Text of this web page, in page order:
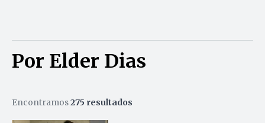
Por Elder Dias
Encontramos275 resultados